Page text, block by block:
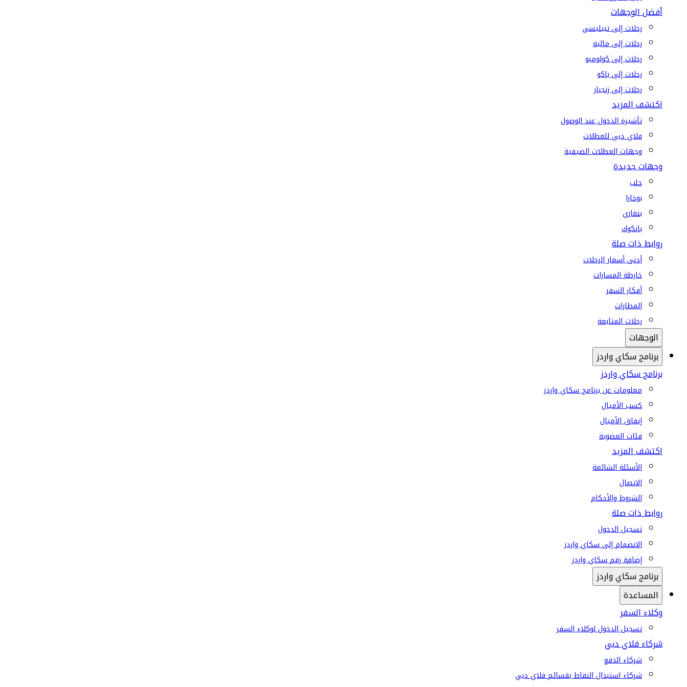
أفضل الوجهات
رحلات إلى تبيليسي
رحلات إلى ماليه
رحلات إلى كولومبو
رحلات إلى باكو
رحلات إلى زنجبار
اكتشف المزيد
تأشيرة الدخول عند الوصول
فلاي دبي للعطلات
وجهات العطلات الصيفية
وجهات جديدة
حلب
بوخارا
بنغازي
بانكوك
روابط ذات صلة
أدنى أسعار الرحلات
خارطة المسارات
أفكار السفر
المطارات
رحلات المتابعة
الوجهات
برنامج سكاي واردز
برنامج سكاي واردز
معلومات عن برنامج سكاي واردز
كسب الأميال
إنفاق الأميال
فئات العضوية
اكتشف المزيد
الأسئلة الشائعة
الاتصال
الشروط والأحكام
روابط ذات صلة
تسجيل الدخول
الانضمام إلى سكاي واردز
إضافة رقم سكاي واردز
برنامج سكاي واردز
المساعدة
وكلاء السفر
تسجيل الدخول لوكلاء السفر
شركاء فلاي دبي
شركاء الدفع
شركاء استبدال النقاط بقسائم فلاي دبي